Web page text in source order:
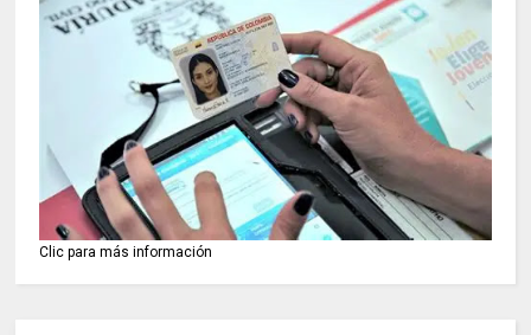
Clic para más información